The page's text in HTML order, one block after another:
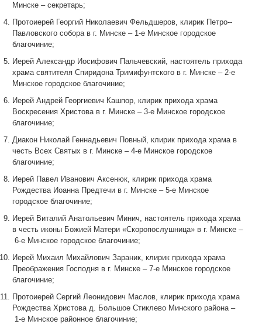
Минске – секретарь;
Протоиерей Георгий Николаевич Фельдшеров, клирик Петро-­
Павловского собора в г. Минске – 1-е Минское городское
благочиние;
Иерей Александр Иосифович Пальчевский, настоятель прихода
храма святителя Спиридона Тримифунтского в г. Минске – 2-е
Минское городское благочиние;
Иерей Андрей Георгиевич Кашпор, клирик прихода храма
Воскресения Христова в г. Минске – 3-е Минское городское
благочиние;
Диакон Николай Геннадьевич Повный, клирик прихода храма в
честь Всех Святых в г. Минске – 4-е Минское городское
благочиние;
Иерей Павел Иванович Аксенюк, клирик прихода храма
Рождества Иоанна Предтечи в г. Минске – 5-е Минское
городское благочиние;
Иерей Виталий Анатольевич Минич, настоятель прихода храма
в честь иконы Божией Матери «Скоропослушница» в г. Минске –
6-е Минское городское благочиние;
Иерей Михаил Михайлович Зараник, клирик прихода храма
Преображения Господня в г. Минске – 7-е Минское городское
благочиние;
Протоиерей Сергий Леонидович Маслов, клирик прихода храма
Рождества Христова д. Большое Стиклево Минского района –
1-е Минское районное благочиние;